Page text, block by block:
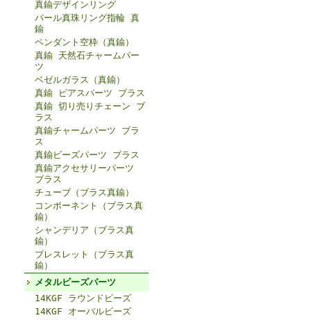
真鍮デザインリング
パール真珠リング指輪 真
鍮
ペンダント空枠（真鍮）
真鍮 天然石チャームパー
ツ
ベゼルガラス（真鍮）
真鍮 ピアスパーツ ブラス
真鍮 切り売りチェーン ブ
ラス
真鍮チャームパーツ ブラ
ス
真鍮ビーズパーツ ブラス
真鍮アクセサリーパーツ
ブラス
チューブ（ブラス真鍮）
コンポーネント（ブラス真
鍮）
シャンデリア（ブラス真
鍮）
ブレスレット（ブラス真
鍮）
メタルビーズパーツ
14KGF ラウンドビーズ
14KGF オーバルビーズ